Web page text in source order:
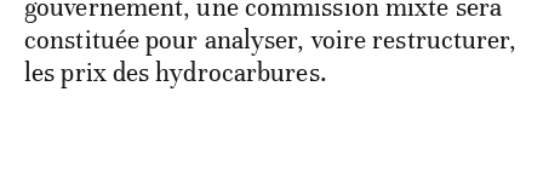
gouvernement, une commission mixte sera
constituée pour analyser, voire restructurer,
les prix des hydrocarbures.